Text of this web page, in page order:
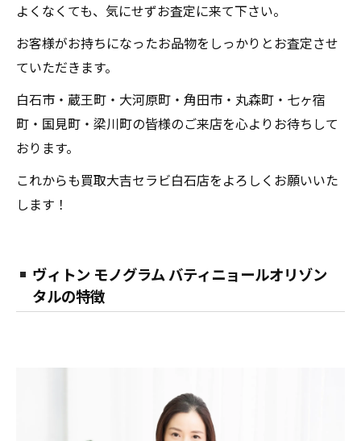
よくなくても、気にせずお査定に来て下さい。
お客様がお持ちになったお品物をしっかりとお査定させ
ていただきます。
白石市・蔵王町・大河原町・角田市・丸森町・七ヶ宿
町・国見町・梁川町の皆様のご来店を心よりお待ちして
おります。
これからも買取大吉セラビ白石店をよろしくお願いいた
します！
ヴィトン モノグラム バティニョールオリゾン
タルの特徴